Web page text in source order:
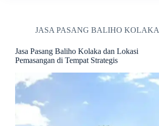
JASA PASANG BALIHO KOLAKA
Jasa Pasang Baliho Kolaka dan Lokasi
Pemasangan di Tempat Strategis